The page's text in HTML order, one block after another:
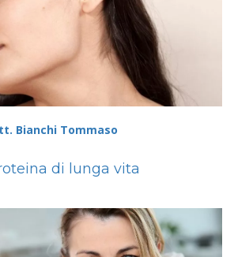
Bianchi Tommaso
di lunga vita